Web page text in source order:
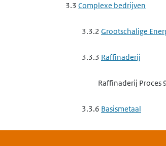
3.3 Complexe bedrijven
3.3.2 Grootschalige
3.3.3 Raffinaderij
Raffinaderij Proces
3.3.6 Basismetaal